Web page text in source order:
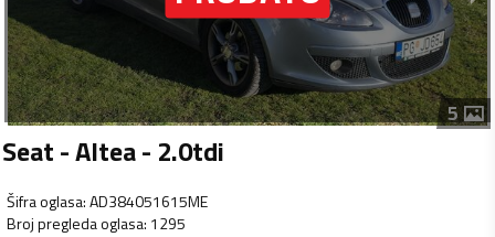
5
Seat - Altea - 2.0tdi
Šifra oglasa:AD384051615ME
Broj pregleda oglasa: 1295